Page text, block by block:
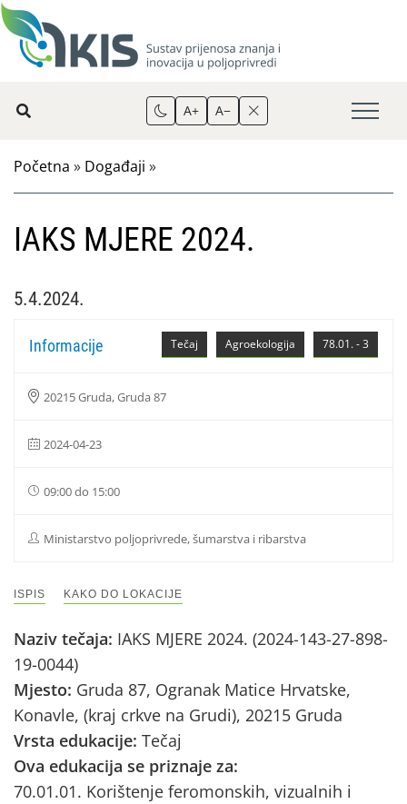
A+ A−
Početna » Događaji »
IAKS MJERE 2024.
5.4.2024.
78.01. - 3
Agroekologija
Tečaj
Informacije
20215 Gruda, Gruda 87
2024-04-23
09:00 do 15:00
Ministarstvo poljoprivrede, šumarstva i ribarstva
ISPIS KAKO DO LOKACIJE
Naziv tečaja: IAKS MJERE 2024. (2024-143-27-898-
19-0044)
Mjesto: Gruda 87, Ogranak Matice Hrvatske,
Konavle, (kraj crkve na Grudi), 20215 Gruda
Vrsta edukacije: Tečaj
Ova edukacija se priznaje za:
70.01.01. Korištenje feromonskih, vizualnih i